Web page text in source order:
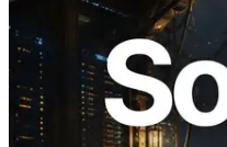
2026.08.05